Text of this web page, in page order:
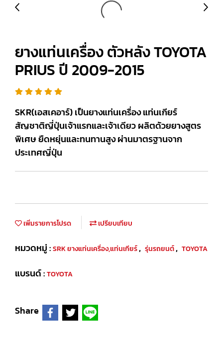
ยางแท่นเครื่อง ตัวหลัง TOYOTA
PRIUS ปี 2009-2015
SKR(เอสเคอาร์) เป็นยางแท่นเครื่อง แท่นเกียร์
สัญชาติญี่ปุ่นเจ้าแรกและเจ้าเดียว ผลิตด้วยยางสูตร
พิเศษ ยืดหยุ่นและทนทานสูง ผ่านมาตรฐานจาก
ประเทศญี่ปุ่น
เพิ่มรายการโปรด เปรียบเทียบ
หมวดหมู่ :SRK ยางแท่นเครื่อง,แท่นเกียร์, รุ่นรถยนต์, TOYOTA
แบรนด์ :TOYOTA
Share